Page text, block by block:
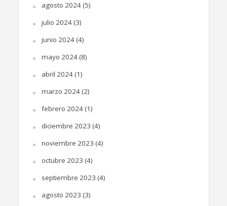
agosto 2024(5)
julio 2024(3)
junio 2024(4)
mayo 2024(8)
abril 2024(1)
marzo 2024(2)
febrero 2024(1)
diciembre 2023 (4)
noviembre 2023 (4)
octubre 2023 (4)
septiembre 2023 (4)
agosto 2023 (3)